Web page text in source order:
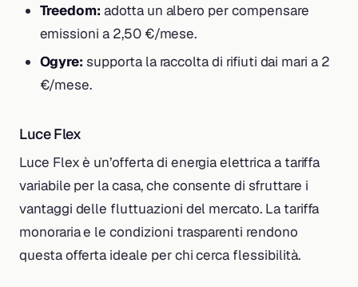
Treedom: adotta un albero per compensare
emissioni a 2,50 €/mese.
Ogyre: supporta la raccolta di rifiuti dai mari a 2
€/mese.
Luce Flex
Luce Flex è un’offerta di energia elettrica a tariffa
variabile per la casa, che consente di sfruttare i
vantaggi delle fluttuazioni del mercato. La tariffa
monoraria e le condizioni trasparenti rendono
questa offerta ideale per chi cerca flessibilità.